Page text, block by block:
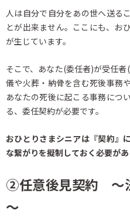
人は自分で自分をあの世へ送る
とが出来ません。ここにも、お
が生じています。
そこで、あなた(委任者)が受任
儀や火葬・納骨を含む死後事務
あなたの死後に起こる事務につ
る、委任契約が必要です。
おひとりさまシニアは『契約』
な繋がりを擬制しておく必要があ
②任意後見契約 ～
～